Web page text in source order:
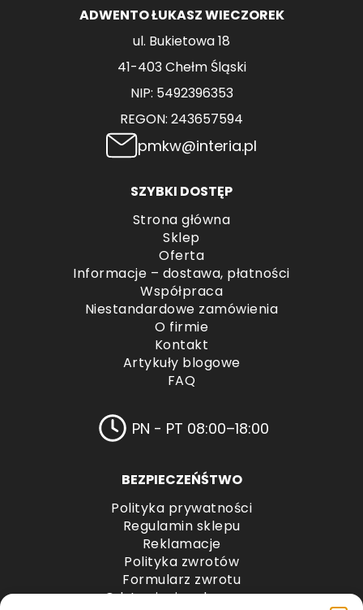
ADWENTO ŁUKASZ WIECZOREK
ul. Bukietowa 18
41-403 Chełm Śląski
NIP: 5492396353
REGON: 243657594
pmkw@interia.pl
SZYBKI DOSTĘP
Strona główna
Sklep
Oferta
Informacje – dostawa, płatności
Współpraca
Niestandardowe zamówienia
O firmie
Kontakt
Artykuły blogowe
FAQ
PN - PT 08:00–18:00
BEZPIECZEŃŚTWO
Polityka prywatności
Regulamin sklepu
Reklamacje
Polityka zwrotów
Formularz zwrotu
Odstąpienie od umowy